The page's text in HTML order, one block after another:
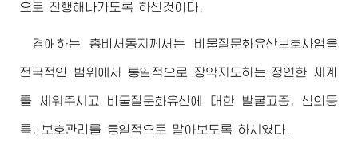
으로 진행해나가도록 하신것이다.
경애하는 총비서동지께서 는 비물질문화유산보호사업을
전국적인 범위에서 통일적으로 장악지도하는 정연한 체계
를 세워주시고 비물질문화유산에 대한 발굴고증, 심의등
록, 보호관리를 통일적으로 맡아보도록 하시였다.